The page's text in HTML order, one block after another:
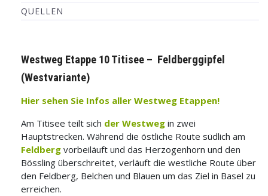
QUELLEN
Westweg Etappe 10 Titisee – Feldberggipfel
(Westvariante)
Hier sehen Sie Infos aller Westweg Etappen!
Am Titisee teilt sich der Westweg in zwei
Hauptstrecken. Während die östliche Route südlich am
Feldberg vorbeiläuft und das Herzogenhorn und den
Bössling überschreitet, verläuft die westliche Route über
den Feldberg, Belchen und Blauen um das Ziel in Basel zu
erreichen.